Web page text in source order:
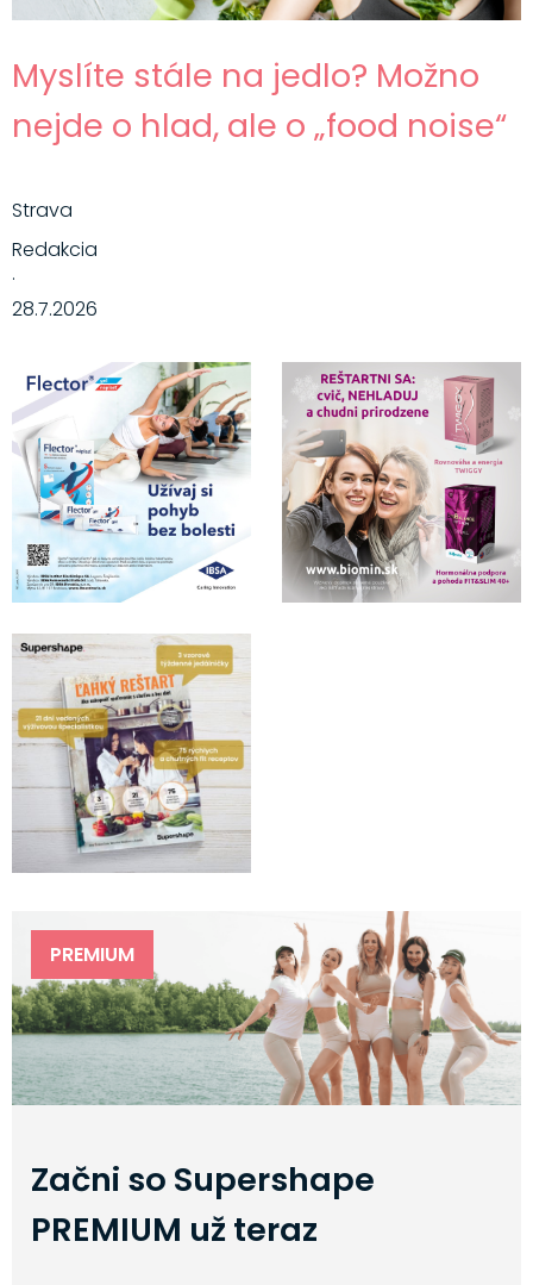
Myslíte stále na jedlo? Možno
nejde o hlad, ale o „food noise“
Strava
Redakcia
·
28.7.2026
PREMIUM
Začni so Supershape
PREMIUM už teraz